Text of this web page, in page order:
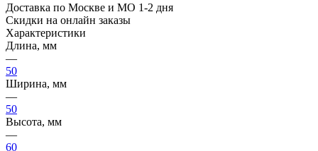
Доставка по Москве и МО 1-2 дня
Скидки на онлайн заказы
Характеристики
Длина, мм
—
50
Ширина, мм
—
50
Высота, мм
—
60